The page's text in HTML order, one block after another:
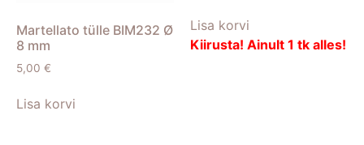
Martellato tülle BIM232 Ø
8 mm
5,00 €
Lisa korvi
Lisa korvi
Kiirusta! Ainult 1 tk alles!